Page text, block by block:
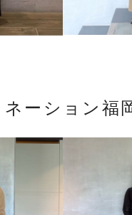
ーション福